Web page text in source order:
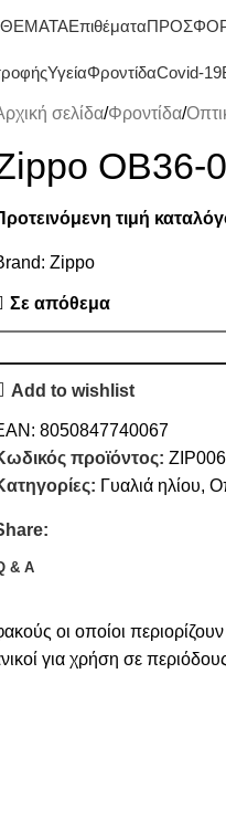
Επιθέματα
ΥγείαΦροντίδαCovid-19
σελίδα Φροντίδα
OB36-
τιμή
Zippo
Σε απόθεμα
Add to wishlist
8050847740067
προϊόντος:
Γυαλιά ηλίου,
& A
οι οποίοι
για χρήση σε